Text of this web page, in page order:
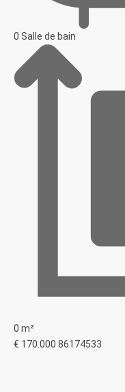
0 Salle de bain
0 m²
€ 170.000 86174533